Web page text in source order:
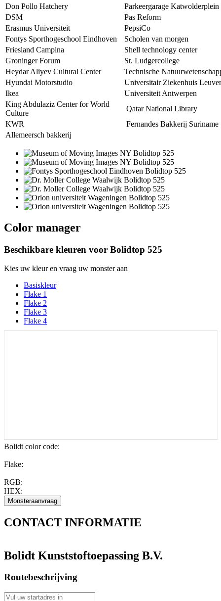
Don Pollo Hatchery
Parkeergarage
DSM
Pas Reform
Erasmus Universiteit
PepsiCo
Fontys Sporthogeschool Eindhoven
Scholen van morgen
Friesland Campina
Shell technology center
Groninger Forum
St. Ludgercollege
Heydar Aliyev Cultural Center
Technische
Hyundai Motorstudio
Universitair Ziekenhuis
Ikea
Universiteit Antwerpen
King Abdulaziz Center for World
Culture
Qatar National Library
KWR
Fernandes Bakkerij Suriname
Allemeersch bakkerij
Color manager
Beschikbare kleuren voor Bolidtop 525
Kies uw kleur en vraag uw monster aan
Basiskleur
Flake 1
Flake 2
Flake 3
Flake 4
Bolidt color code:
Flake:
RGB:
HEX:
CONTACT INFORMATIE
Bolidt Kunststoftoepassing B.V.
Routebeschrijving